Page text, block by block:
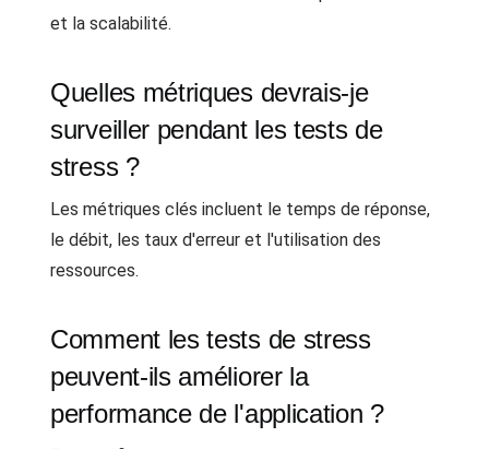
et la scalabilité.
Quelles métriques devrais-je
surveiller pendant les tests de
stress ?
Les métriques clés incluent le temps de réponse,
le débit, les taux d'erreur et l'utilisation des
ressources.
Comment les tests de stress
peuvent-ils améliorer la
performance de l'application ?